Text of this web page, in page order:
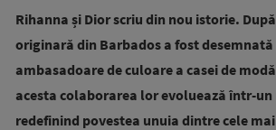
Rihanna și Dior scriu din nou istorie.
originară din Barbados a fost
ambasadoare de culoare a casei de
acesta colaborarea lor evoluează într-
redefinind povestea unuia dintre cele